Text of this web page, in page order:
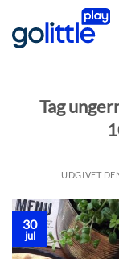
indhold
Tag
UDGIVET
30
jul